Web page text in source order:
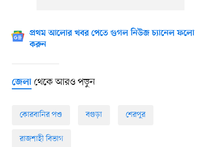
প্রথম আলোর খবর পেতে গুগল নিউজ চ্যানেল ফলো
করুন
জেলাথেকে আরও পড়ুন
কোরবানির পশু বগুড়া শেরপুর
রাজশাহী বিভাগ